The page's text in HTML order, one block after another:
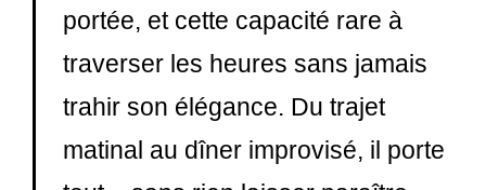
portée, et cette capacité rare à
traverser les heures sans jamais
trahir son élégance. Du trajet
matinal au dîner improvisé, il porte